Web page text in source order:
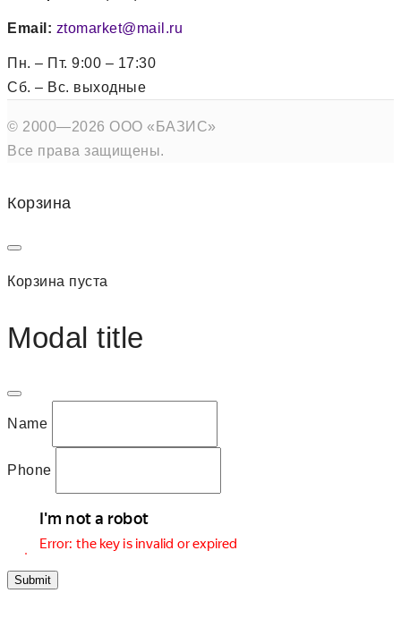
Email: ztomarket@mail.ru
Пн. – Пт. 9:00 – 17:30
Сб. – Вс. выходные
© 2000—2026 ООО «БАЗИС»
Все права защищены.
Корзина
Корзина пуста
Modal title
Name
Phone
Submit